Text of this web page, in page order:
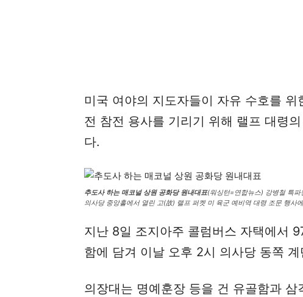
미국 여야의 지도자들이 자유 수호를
전 참전 용사를 기리기 위해 랠프 대령
다.
추도사 하는 매코널 상원 공화당 원내대표(워싱턴=연합뉴스) 강병철 특
의사당 중앙홀에서 열린 고(故) 랠프 퍼켓 미 육군 예비역 대령 조문 행
지난 8일 조지아주 콜럼버스 자택에서
함에 담겨 이날 오후 2시 의사당 동쪽
의장대는 명예훈장 등을 건 유골함과